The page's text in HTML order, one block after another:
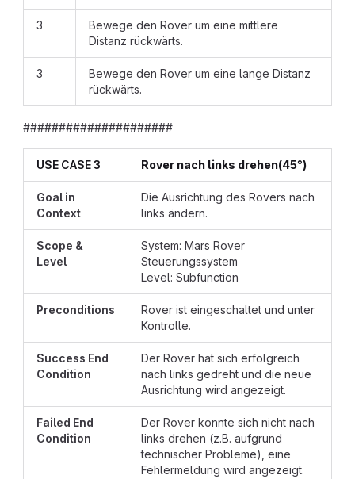
3
Bewege den Rover um eine mittlere
Distanz rückwärts.
3
Bewege den Rover um eine lange Distanz
rückwärts.
#####################
USE CASE 3 Rover nach links drehen(45°)
Goal in
Context
Die Ausrichtung des Rovers nach
links ändern.
Scope &
Level
System: Mars Rover
Steuerungssystem
Level: Subfunction
Preconditions
Rover ist eingeschaltet und unter
Kontrolle.
Success End
Condition
Der Rover hat sich erfolgreich
nach links gedreht und die neue
Ausrichtung wird angezeigt.
Failed End
Condition
Der Rover konnte sich nicht nach
links drehen (z.B. aufgrund
technischer Probleme), eine
Fehlermeldung wird angezeigt.